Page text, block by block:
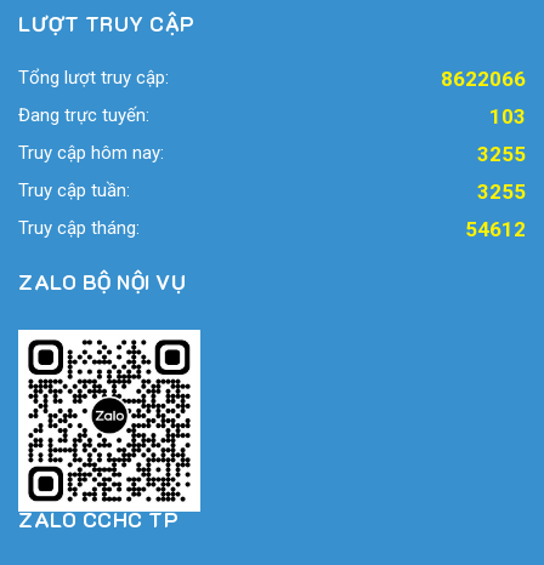
LƯỢT TRUY CẬP
Tổng lượt truy cập: 8622066
Đang trực tuyến: 103
Truy cập hôm nay: 3255
Truy cập tuần: 3255
Truy cập tháng: 54612
ZALO BỘ NỘI VỤ
ZALO CCHC TP